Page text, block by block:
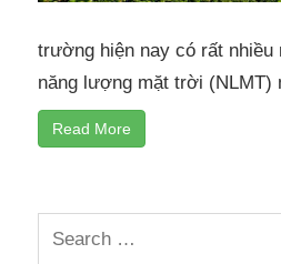
trường hiện nay có rất nhiều
năng lượng mặt trời (NLMT)
Read More